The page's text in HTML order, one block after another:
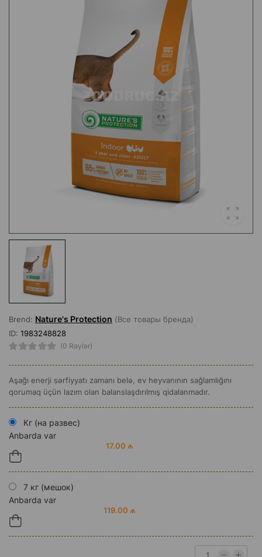
Brend: Nature's Protection (Все товары бренда)
ID: 1983248828
(0 Rəylər)
Aşağı enerji sərfiyyatı zamanı belə, ev heyvanının sağlamlığını
qorumaq üçün lazım olan balanslaşdırılmış qidalanmadır.
Кг (на развес)
Anbarda var
17.00 ₼
7 кг (мешок)
Anbarda var
119.00 ₼